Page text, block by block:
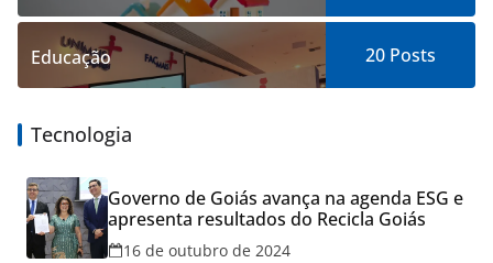
Educação 20 Posts
Tecnologia
Governo de Goiás avança na agenda ESG e
apresenta resultados do Recicla Goiás
16 de outubro de 2024